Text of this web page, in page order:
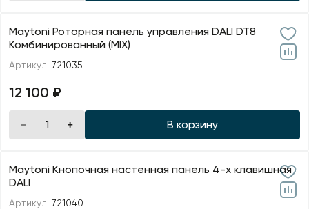
Maytoni Роторная панель управления DALI DT8
Комбинированный (MIX)
Артикул: 721035
12 100 ₽
В корзину
Maytoni Кнопочная настенная панель 4-х клавишная
DALI
Артикул: 721040